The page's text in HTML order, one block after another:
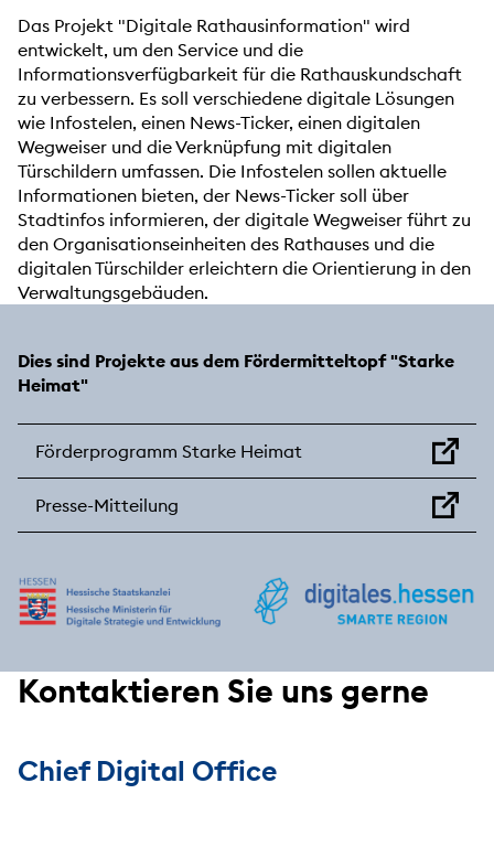
Das Projekt "Digitale Rathausinformation" wird
entwickelt, um den Service und die
Informationsverfügbarkeit für die Rathauskundschaft
zu verbessern. Es soll verschiedene digitale Lösungen
wie Infostelen, einen News-Ticker, einen digitalen
Wegweiser und die Verknüpfung mit digitalen
Türschildern umfassen. Die Infostelen sollen aktuelle
Informationen bieten, der News-Ticker soll über
Stadtinfos informieren, der digitale Wegweiser führt zu
den Organisationseinheiten des Rathauses und die
digitalen Türschilder erleichtern die Orientierung in den
Verwaltungsgebäuden.
Dies sind Projekte aus dem Fördermitteltopf "Starke
Heimat"
Förderprogramm Starke Heimat
Presse-Mitteilung
Kontaktieren Sie uns gerne
Chief Digital Office